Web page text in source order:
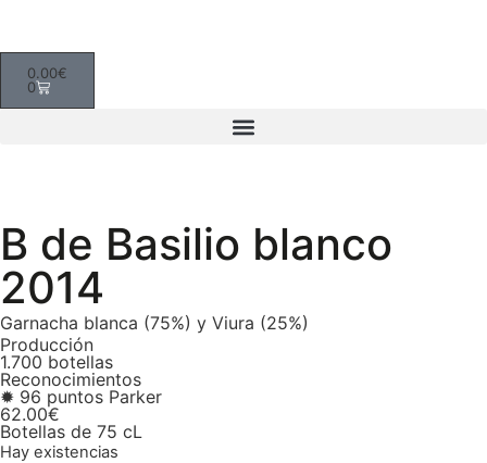
0.00€
0
B de Basilio blanco
2014
Garnacha blanca (75%) y Viura (25%)
Producción
1.700 botellas
Reconocimientos
✹ 96 puntos Parker
62.00€
Botellas de 75 cL
Hay existencias